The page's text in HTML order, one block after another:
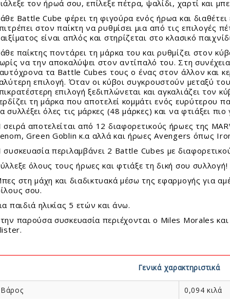
Αστέρια
SNOW
SAND
GLAM Καλλυντικά
SAND
FOAM ΑΦΡΟΣ
ΚΙΜΩΛΙΑΣ
Συλλεκτικοί Διάφορα Μεγέθη
24 - 100 Τεμ.
150 - 500 Τεμ.
1000 - 6000 Τεμ.
Παζλ + Τράπουλες
Μολύβια - Στιλό
Λούτρινα Ζωάκια
- Αυτοκόλλητα - Γκάτζετ
Για Κορίτσια
Παιχνίδια
Παιχνίδια
Παιχνίδια
Παιδικά
Ενηλίκων
- Γκαζάκια
Χώρου
Δώρων
To School
Μηνών
τον ήρωά σου, επίλεξε πέτρα, ψαλίδι, χαρτί και
Battle Cube φέρει τη φιγούρα ενός ήρωα και
στον παίκτη να ρυθμίσει μια από τις επιλογές
είναι απλός και στηρίζεται στο κλασικό
παίκτης ποντάρει τη μάρκα του και ρυθμίζει στον
να την αποκαλύψει στον αντίπαλό του. Στη
τα Battle Cubes τους ο ένας στον άλλον και
επιλογή. Όταν οι κύβοι συγκρουστούν μεταξύ
επιλογή ξεδιπλώνεται και αγκαλιάζει τον
τη μάρκα που αποτελεί κομμάτι ενός ευρύτερου
συλλέξει όλες τις μάρκες (48 μάρκες) και να φτιάξει
σειρά αποτελείται από 12 διαφορετικούς ήρωες της
Green Goblin κ.α αλλά και ήρωες Avengers όπως
συσκευασία περιλαμβάνει 2 Battle Cubes με
όλους τους ήρωες και φτιάξε τη δική σου συλλογή!
στη μάχη και διαδικτυακά μέσω της εφαρμογής για
σου.
παιδιά ηλικίας 5 ετών και άνω.
παρούσα συσκευασία περιέχονται ο Miles Morales
Γενικά χαρακτηριστικά
Βάρος
0,094 κιλά